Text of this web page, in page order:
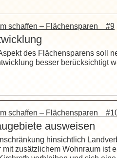
schaffen – Flächensparen #9
des Flächensparens soll
besser berücksichtigt
schaffen – Flächensparen
ausweisen
hinsichtlich
mit zusätzlichem Wohnraum ist